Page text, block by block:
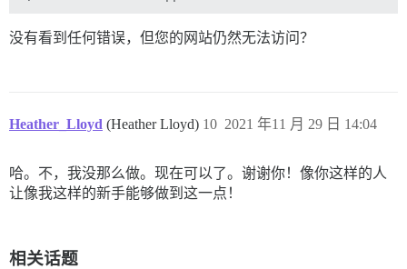
没有看到任何错误，但您的网站仍然无法访问？
Heather_Lloyd (Heather Lloyd) 2021 年11 月 29 日 14:04
10
哈。不，我没那么做。现在可以了。谢谢你！像你这样的人
让像我这样的新手能够做到这一点！
相关话题